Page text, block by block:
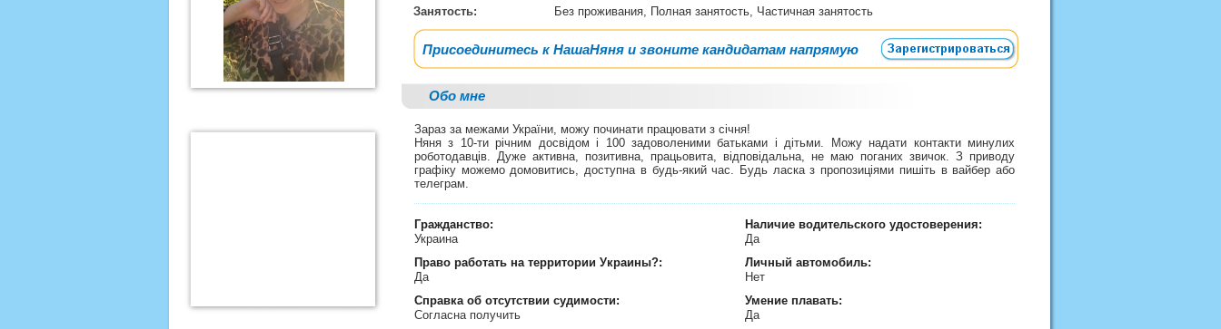
Занятость:
Без проживания, Полная занятость, Частичная занятость
Присоединитесь к НашаНяня и звоните кандидатам напрямую
Обо мне
Зараз за межами України, можу починати працювати з січня!
Няня з 10-ти річним досвідом і 100 задоволеними батьками і дітьми. Можу надати контакти минулих
роботодавців. Дуже активна, позитивна, працьовита, відповідальна, не маю поганих звичок. З приводу
графіку можемо домовитись, доступна в будь-який час. Будь ласка з пропозиціями пишіть в вайбер або
телеграм.
Гражданство:
Украина
Право работать на территории Украины?:
Да
Справка об отсутствии судимости:
Согласна получить
Наличие водительского удостоверения:
Да
Личный автомобиль:
Нет
Умение плавать:
Да